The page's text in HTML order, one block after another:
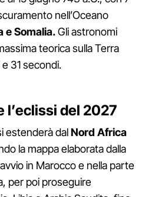
nell’Oceano
e Somalia.Gli astronomi
teorica sulla Terra
31 secondi.
l’eclissi del 2027
estenderà dalNord Africa
la mappa elaborata dalla
in Marocco e nella parte
per poi proseguire